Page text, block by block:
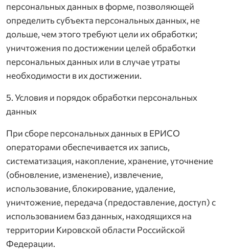
персональных данных в форме, позволяющей
определить субъекта персональных данных, не
дольше, чем этого требуют цели их обработки;
уничтожения по достижении целей обработки
персональных данных или в случае утраты
необходимости в их достижении.
5. Условия и порядок обработки персональных
данных
При сборе персональных данных в ЕРИСО
операторами обеспечивается их запись,
систематизация, накопление, хранение, уточнение
(обновление, изменение), извлечение,
использование, блокирование, удаление,
уничтожение, передача (предоставление, доступ) с
использованием баз данных, находящихся на
территории Кировской области Российской
Федерации.